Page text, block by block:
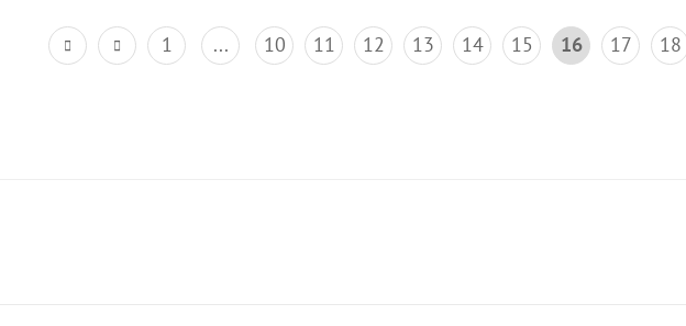
1 ... 10 11 12 13 14 15 16 17 18